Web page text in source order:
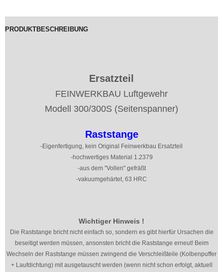
PRODUKTBESCHREIBUNG
Ersatzteil
FEINWERKBAU Luftgewehr
Modell 300/300S (Seitenspanner)
Raststange
-Eigenfertigung, kein Original Feinwerkbau Ersatzteil
-hochwertiges Material 1.2379
-aus dem "Vollen" gefräßt
-vakuumgehärtet, 63 HRC
Wichtiger Hinweis !
Die Raststange bricht nicht einfach so, sondern es gibt hierfür Ursachen die
beseitigt werden müssen, ansonsten bricht die Raststange erneut! Beim
Wechseln der Raststange müssen zwingend die Verschleißteile (Kolbenpuffer
+ Laufdichtung) mit ausgetauscht werden (wenn nicht schon erfolgt, aktuell